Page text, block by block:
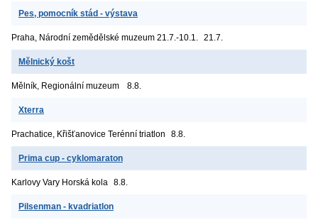
Pes, pomocník stád - výstava
Praha, Národní zemědělské muzeum 21.7.-10.1. 21.7.
Mělnický košt
Mělník, Regionální muzeum 8.8.
Xterra
Prachatice, Křišťanovice Terénní triatlon 8.8.
Prima cup - cyklomaraton
Karlovy Vary Horská kola 8.8.
Pilsenman - kvadriatlon